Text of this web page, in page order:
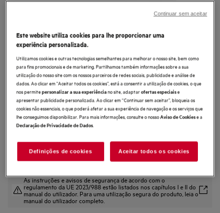
4.7 (625)
Ficha de informação do produto
Benefícios
Secagem personalizada, incluindo de lãs, seda e vestuário outdoor
secagem personalizada de lãs, sedas e outdoor
Conectividade, acesso e personalização mais simples com a aplicação My
AEG Care
As instruções e avisos de segurança de acordo com o
regulamento da UE 2023/988 estão listados nos capítulos I e II do
manual do utilizador. Para uma utilização segura do produto, leia o
manual do utilizador completo.
Este website utiliza cookies para lhe proporcionar uma
experiência personalizada.
Utilizamos cookies e outras tecnologias semelhantes para melhorar o nosso site, bem como
para fins promocionais e de marketing. Partilhamos também informações sobre a sua
utilização do nosso site com os nossos parceiros de redes sociais, publicidade e análise de
dados. Ao clicar em "Aceitar todos os cookies”, está a consentir a utilização de cookies, o que
nos permitepersonalizar a sua experiênciano site, adaptarofertas especiaise
apresentar publicidade personalizada. Ao clicar em “Continuar sem aceitar”, bloqueia os
cookies não essenciais, o que poderá afetar a sua experiência de navegação e os serviços que
lhe conseguimos disponibilizar. Para mais informações, consulte o nossoAviso de Cookiese a
Declaração de Privacidade de Dados.
Definições de cookies Aceitar todos os cookies
Continuar sem aceitar